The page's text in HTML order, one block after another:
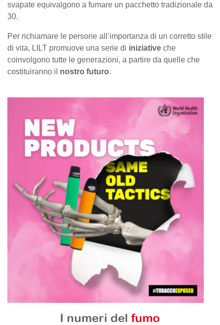
svapate equivalgono a fumare un pacchetto tradizionale da
30.
Per richiamare le persone all’importanza di un corretto stile
di vita, LILT promuove una serie di iniziative che
coinvolgono tutte le generazioni, a partire da quelle che
costituiranno il nostro futuro.
I numeri del fumo